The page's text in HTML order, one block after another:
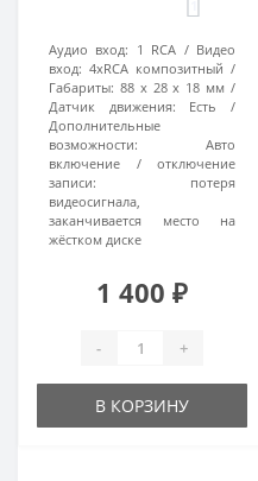
Аудио вход: 1 RCA
Видео
вход: 4xRCA композитный
Габариты: 88 x 28 x 18 мм
Датчик движения:
Есть
Дополнительные
возможности:
Авто
включение / отключение
записи: потеря
видеосигнала,
заканчивается место на
жёстком диске
1 400 ₽
- +
В КОРЗИНУ